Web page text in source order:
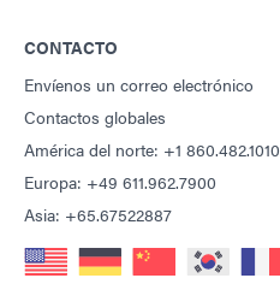
CONTACTO
Envíenos un correo electrónico
Contactos globales
América del norte: +1 860.482.1010
Europa: +49 611.962.7900
Asia: +65.67522887